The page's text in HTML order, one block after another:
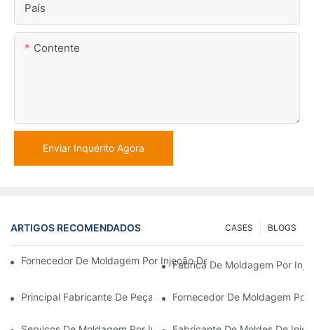
País
Contente
Enviar Inquérito Agora
ARTIGOS RECOMENDADOS BLOGS
CASES
Fornecedor De Moldagem Por Injeção De Plástico Com Ampla
Fábrica De Moldagem Por
Principal Fabricante De Peças Plásticas Para Os Setores
Fornecedor De Moldagem